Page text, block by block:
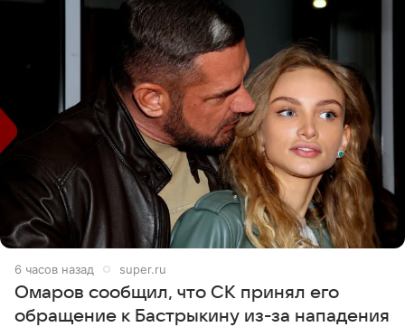
6 часов назад super.ru
Омаров сообщил, что СК принял его
обращение к Бастрыкину из-за нападения